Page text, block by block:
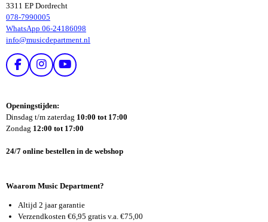
3311 EP Dordrecht
078-7990005
WhatsApp 06-24186098
info@musicdepartment.nl
F
B
O
I
T
A
R
M
Y
U
E
Openingstijden:
Dinsdag t/m zaterdag 10:00 tot 17:00
Zondag 12:00 tot 17:00
24/7 online bestellen in de webshop
Waarom Music Department?
Altijd 2 jaar garantie
Verzendkosten €6,95 gratis v.a. €75,00